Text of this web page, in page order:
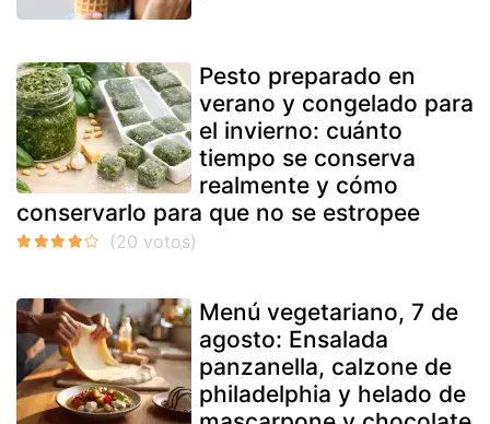
Pesto preparado en
verano y congelado para
el invierno: cuánto
tiempo se conserva
realmente y cómo
conservarlo para que no se estropee
Menú vegetariano, 7 de
agosto: Ensalada
panzanella, calzone de
philadelphia y helado de